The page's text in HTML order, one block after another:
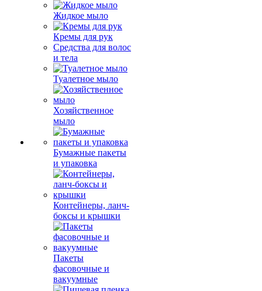
Жидкое мыло
Кремы для рук
Средства для волос
и тела
Туалетное мыло
Хозяйственное
мыло
Бумажные пакеты
и упаковка
Контейнеры, ланч-
боксы и крышки
Пакеты
фасовочные и
вакуумные